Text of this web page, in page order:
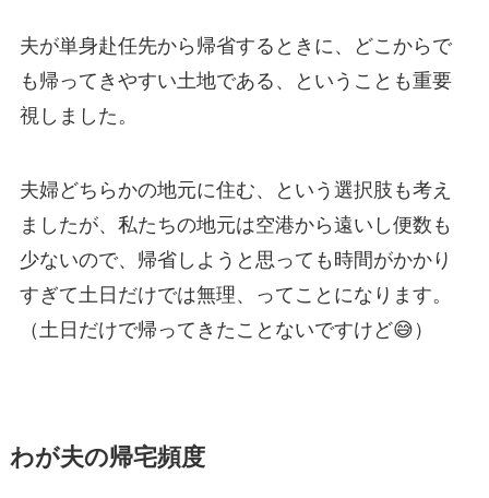
夫が単身赴任先から帰省するときに、どこからで
も帰ってきやすい土地である、ということも重要
視しました。
夫婦どちらかの地元に住む、という選択肢も考え
ましたが、私たちの地元は空港から遠いし便数も
少ないので、帰省しようと思っても時間がかかり
すぎて土日だけでは無理、ってことになります。
（土日だけで帰ってきたことないですけど😅）
わが夫の帰宅頻度